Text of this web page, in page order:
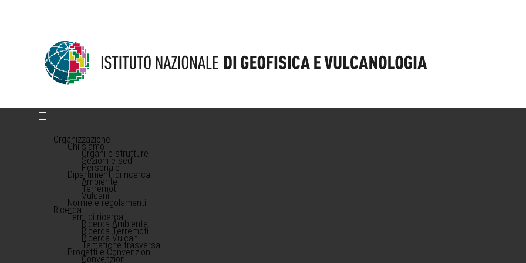
Organizzazione
Chi siamo
Organi e strutture
Sezioni e sedi
Personale
Dipartimenti di ricerca
Ambiente
Terremoti
Vulcani
Norme e regolamenti
Ricerca
Temi di ricerca
Ricerca Ambiente
Ricerca Terremoti
Ricerca Vulcani
Tematiche trasversali
Progetti e Convenzioni
Convenzioni